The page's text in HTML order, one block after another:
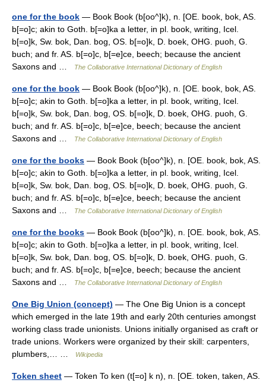
one for the book — Book Book (b[oo^]k), n. [OE. book, bok, AS.
b[=o]c; akin to Goth. b[=o]ka a letter, in pl. book, writing, Icel.
b[=o]k, Sw. bok, Dan. bog, OS. b[=o]k, D. boek, OHG. puoh, G.
buch; and fr. AS. b[=o]c, b[=e]ce, beech; because the ancient
Saxons and …
The Collaborative International Dictionary of English
one for the book — Book Book (b[oo^]k), n. [OE. book, bok, AS.
b[=o]c; akin to Goth. b[=o]ka a letter, in pl. book, writing, Icel.
b[=o]k, Sw. bok, Dan. bog, OS. b[=o]k, D. boek, OHG. puoh, G.
buch; and fr. AS. b[=o]c, b[=e]ce, beech; because the ancient
Saxons and …
The Collaborative International Dictionary of English
one for the books — Book Book (b[oo^]k), n. [OE. book, bok, AS.
b[=o]c; akin to Goth. b[=o]ka a letter, in pl. book, writing, Icel.
b[=o]k, Sw. bok, Dan. bog, OS. b[=o]k, D. boek, OHG. puoh, G.
buch; and fr. AS. b[=o]c, b[=e]ce, beech; because the ancient
Saxons and …
The Collaborative International Dictionary of English
one for the books — Book Book (b[oo^]k), n. [OE. book, bok, AS.
b[=o]c; akin to Goth. b[=o]ka a letter, in pl. book, writing, Icel.
b[=o]k, Sw. bok, Dan. bog, OS. b[=o]k, D. boek, OHG. puoh, G.
buch; and fr. AS. b[=o]c, b[=e]ce, beech; because the ancient
Saxons and …
The Collaborative International Dictionary of English
One Big Union (concept) — The One Big Union is a concept
which emerged in the late 19th and early 20th centuries amongst
working class trade unionists. Unions initially organised as craft or
trade unions. Workers were organized by their skill: carpenters,
plumbers,… …
Wikipedia
Token sheet — Token To ken (t[=o] k n), n. [OE. token, taken, AS.